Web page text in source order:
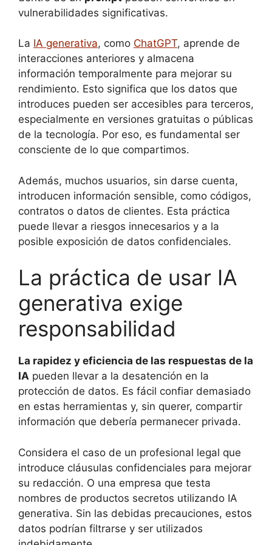
vulnerabilidades significativas.
La IA generativa, como ChatGPT, aprende de
interacciones anteriores y almacena
información temporalmente para mejorar su
rendimiento. Esto significa que los datos que
introduces pueden ser accesibles para terceros,
especialmente en versiones gratuitas o públicas
de la tecnología. Por eso, es fundamental ser
consciente de lo que compartimos.
Además, muchos usuarios, sin darse cuenta,
introducen información sensible, como códigos,
contratos o datos de clientes. Esta práctica
puede llevar a riesgos innecesarios y a la
posible exposición de datos confidenciales.
La práctica de usar IA
generativa exige
responsabilidad
La rapidez y eficiencia de las respuestas de la
IA pueden llevar a la desatención en la
protección de datos. Es fácil confiar demasiado
en estas herramientas y, sin querer, compartir
información que debería permanecer privada.
Considera el caso de un profesional legal que
introduce cláusulas confidenciales para mejorar
su redacción. O una empresa que testa
nombres de productos secretos utilizando IA
generativa. Sin las debidas precauciones, estos
datos podrían filtrarse y ser utilizados